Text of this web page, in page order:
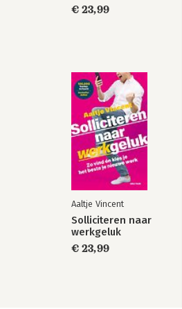
€ 23,99
Aaltje Vincent
Solliciteren naar
werkgeluk
€ 23,99